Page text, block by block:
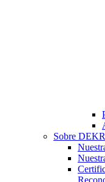
Sobre